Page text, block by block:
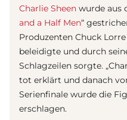
Charlie Sheen wurde aus
and a Half Men“
Produzenten Chuck
beleidigte und durch
Schlagzeilen sorgte.
tot erklärt und danach
Serienfinale wurde die
erschlagen.